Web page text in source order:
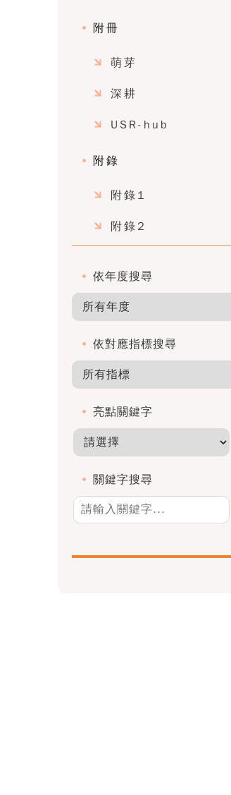
附冊
萌芽
深耕
USR-hub
附錄
附錄1
附錄2
依年度搜尋
依對應指標搜尋
亮點關鍵字
關鍵字搜尋